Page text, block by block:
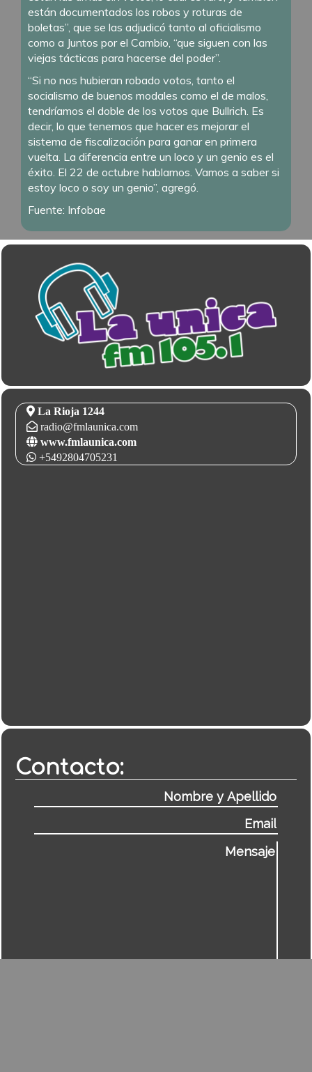
están documentados los robos y roturas de
boletas”, que se las adjudicó tanto al oficialismo
como a Juntos por el Cambio, “que siguen con las
viejas tácticas para hacerse del poder”.
“Si no nos hubieran robado votos, tanto el
socialismo de buenos modales como el de malos,
tendríamos el doble de los votos que Bullrich. Es
decir, lo que tenemos que hacer es mejorar el
sistema de fiscalización para ganar en primera
vuelta. La diferencia entre un loco y un genio es el
éxito. El 22 de octubre hablamos. Vamos a saber si
estoy loco o soy un genio”, agregó.
Fuente: Infobae
La Rioja 1244
radio@fmlaunica.com
www.fmlaunica.com
+5492804705231
Contacto: